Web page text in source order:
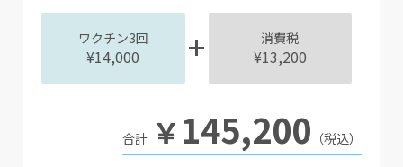
ワクチン3回
¥14,000
消費税
¥13,200
￥145,200 （税込）